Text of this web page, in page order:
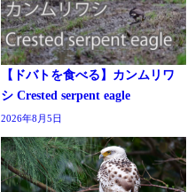
【ドバトを食べる】カンムリワ
シ Crested serpent eagle
2026年8月5日